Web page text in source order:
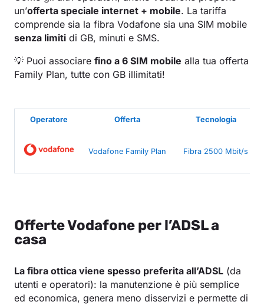
un’offerta speciale internet + mobile. La tariffa
comprende sia la fibra Vodafone sia una SIM mobile
senza limiti di GB, minuti e SMS.
💡 Puoi associare fino a 6 SIM mobile alla tua offerta
Family Plan, tutte con GB illimitati!
Operatore Offerta Tecnologia
Vodafone Family Plan Fibra 2500 Mbit/s
Offerte Vodafone per l’ADSL a
casa
La fibra ottica viene spesso preferita all’ADSL (da
utenti e operatori): la manutenzione è più semplice
ed economica, genera meno disservizi e permette di